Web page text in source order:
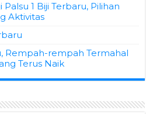
1 Biji Terbaru, Pilihan
Aktivitas
Rempah-rempah Termahal
Terus Naik